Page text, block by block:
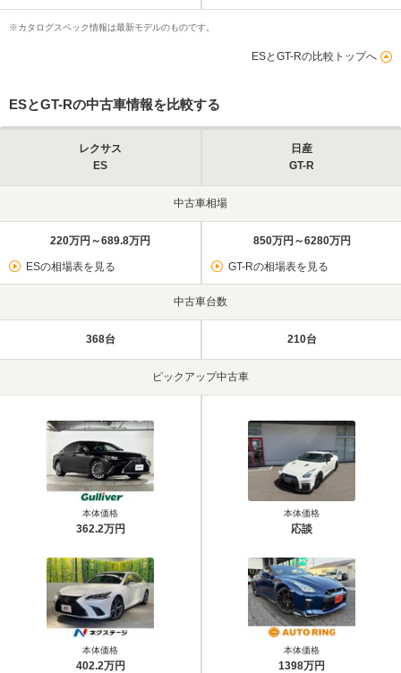
※カタログスペック情報は最新モデルのものです。
ESとGT-Rの比較トップへ
ESとGT-Rの中古車情報を比較する
レクサス
ES
日産
GT-R
中古車相場
220万円～689.8万円
ESの相場表を見る
850万円～6280万円
GT-Rの相場表を見る
中古車台数
368台 210台
ピックアップ中古車
本体価格
362.2万円
本体価格
402.2万円
本体価格
応談
本体価格
1398万円